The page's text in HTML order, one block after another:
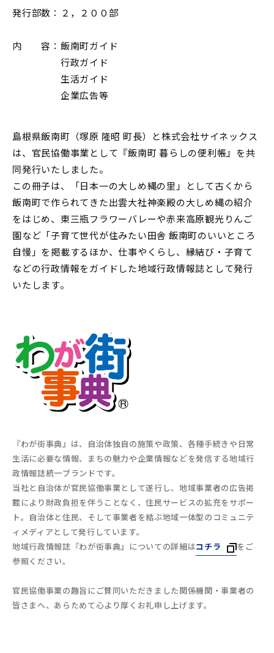
発行部数：２，２００部
内 容：飯南町ガイド
行政ガイド
生活ガイド
企業広告等
島根県飯南町（塚原 隆昭 町長）と株式会社サイネックス
は、官民協働事業として『飯南町 暮らしの便利帳』を共
同発行いたしました。
この冊子は、「日本一の大しめ縄の里」として古くから
飯南町で作られてきた出雲大社神楽殿の大しめ縄の紹介
をはじめ、東三瓶フラワーバレーや赤来高原観光りんご
園など「子育て世代が住みたい田舎 飯南町のいいところ
自慢」を掲載するほか、仕事やくらし、縁結び・子育て
などの行政情報をガイドした地域行政情報誌として発行
いたします。
『わが街事典』は、自治体独自の施策や政策、各種手続きや日常
生活に必要な情報、まちの魅力や企業情報などを発信する地域行
政情報誌統一ブランドです。
当社と自治体が官民協働事業として遂行し、地域事業者の広告掲
載により財政負担を伴うことなく、住民サービスの拡充をサポー
ト。自治体と住民、そして事業者を結ぶ地域一体型のコミュニテ
ィメディアとして発行しています。
地域行政情報誌『わが街事典』についての詳細はコチラ
をご
参照ください。
官民協働事業の趣旨にご賛同いただきました関係機関・事業者の
皆さまへ、あらためて心より厚くお礼申し上げます。